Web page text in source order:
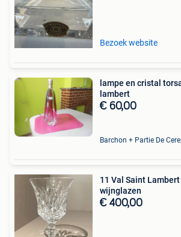
Bezoek website
lampe en cristal
lambert
€ 60,00
11 Val Saint
wijnglazen
€ 400,00